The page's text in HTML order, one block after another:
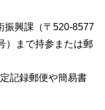
振興課（〒520-8577
）まで持参または郵
記録郵便や簡易書